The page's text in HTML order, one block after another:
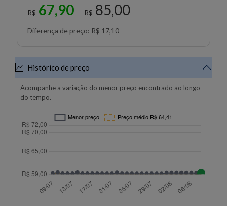
R$ 67,90 R$ 85,00
Diferença de preço: R$ 17,10
Histórico de preço
Acompanhe a variação do menor preço encontrado ao longo
do tempo.